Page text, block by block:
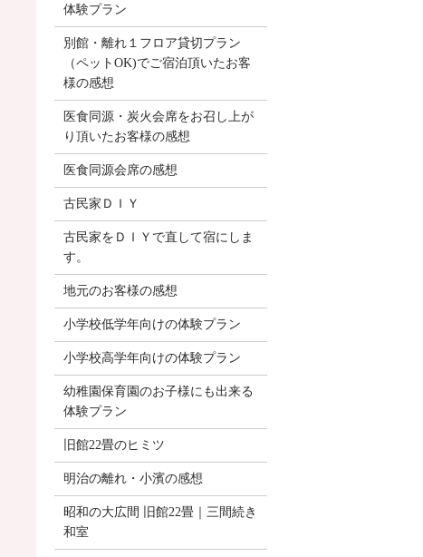
体験プラン
別館・離れ１フロア貸切プラン
（ペットOK)でご宿泊頂いたお客
様の感想
医食同源・炭火会席をお召し上が
り頂いたお客様の感想
医食同源会席の感想
古民家ＤＩＹ
古民家をＤＩＹで直して宿にしま
す。
地元のお客様の感想
小学校低学年向けの体験プラン
小学校高学年向けの体験プラン
幼稚園保育園のお子様にも出来る
体験プラン
旧館22畳のヒミツ
明治の離れ・小濱の感想
昭和の大広間 旧館22畳｜三間続き
和室